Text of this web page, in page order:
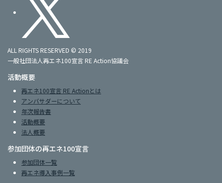
ALL RIGHTS RESERVED © 2019
一般社団法人再エネ100宣言 RE Action協議会
活動概要
再エネ100宣言 RE Actionとは
アンバサダーについて
年次報告書
活動概要
法人概要
参加団体の再エネ100宣言
参加団体一覧
再エネ導入事例一覧